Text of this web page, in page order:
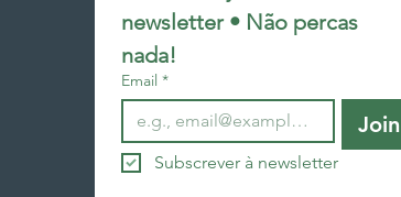
newsletter • Não percas
nada!
Email *
Join
Subscrever à newsletter